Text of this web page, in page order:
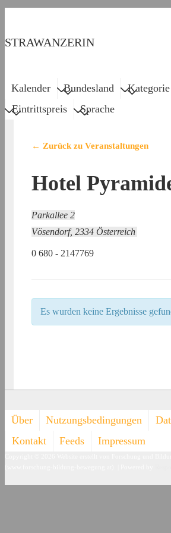
Inhalt
STRAWANZERIN
Main
Kalender Bundesland Kategorie
Eintrittspreis
Sprache
← Zurück zu Veranstaltungen
Hotel
Parkallee 2
Vösendorf, 2334 Österreich
0 680 - 2147769
Es wurden keine Ergebnisse
Footer-
Menü
Über Nutzungsbedingungen
Kontakt
Feeds Impressum